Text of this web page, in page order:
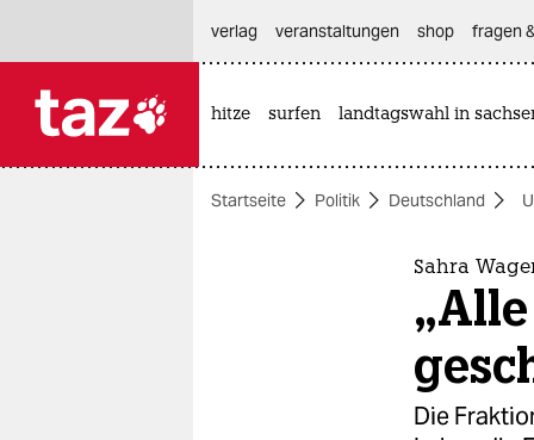
themen
verlag
veranstaltungen shop fragen
hitze surfen landtagswahl in
Startseite Politik Deutschland
Sahra
Die